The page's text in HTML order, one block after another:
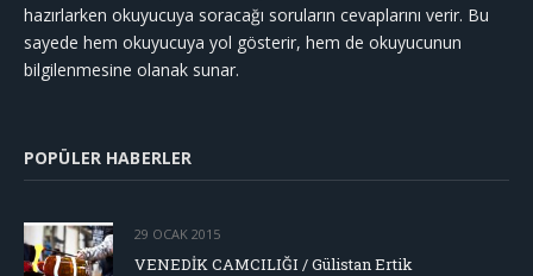
hazırlarken okuyucuya soracağı soruların cevaplarını verir. Bu
sayede hem okuyucuya yol gösterir, hem de okuyucunun
bilgilenmesine olanak sunar.
POPÜLER HABERLER
29 OCAK 2015
VENEDİK CAMCILIĞI / Gülistan Ertik